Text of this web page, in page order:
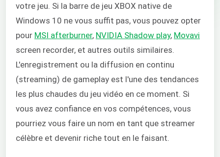
votre jeu. Si la barre de jeu XBOX native de
Windows 10 ne vous suffit pas, vous pouvez opter
pour MSI afterburner, NVIDIA Shadow play, Movavi
screen recorder, et autres outils similaires.
L'enregistrement ou la diffusion en continu
(streaming) de gameplay est l'une des tendances
les plus chaudes du jeu vidéo en ce moment. Si
vous avez confiance en vos compétences, vous
pourriez vous faire un nom en tant que streamer
célèbre et devenir riche tout en le faisant.